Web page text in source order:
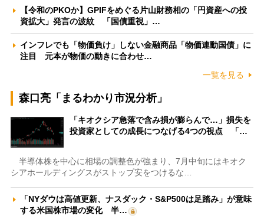
【令和のPKOか】GPIFをめぐる片山財務相の「円資産への投
資拡大」発言の波紋 「国債重視」…
インフレでも「物価負け」しない金融商品「物価連動国債」に
注目 元本が物価の動きに合わせ…
一覧を見る
森口亮「まるわかり市況分析」
「キオクシア急落で含み損が膨らんで…」損失を
投資家としての成長につなげる4つの視点 「…
半導体株を中心に相場の調整色が強まり、7月中旬にはキオク
シアホールディングスがストップ安をつけるな…
「NYダウは高値更新、ナスダック・S&P500は足踏み」が意味
する米国株市場の変化 半…